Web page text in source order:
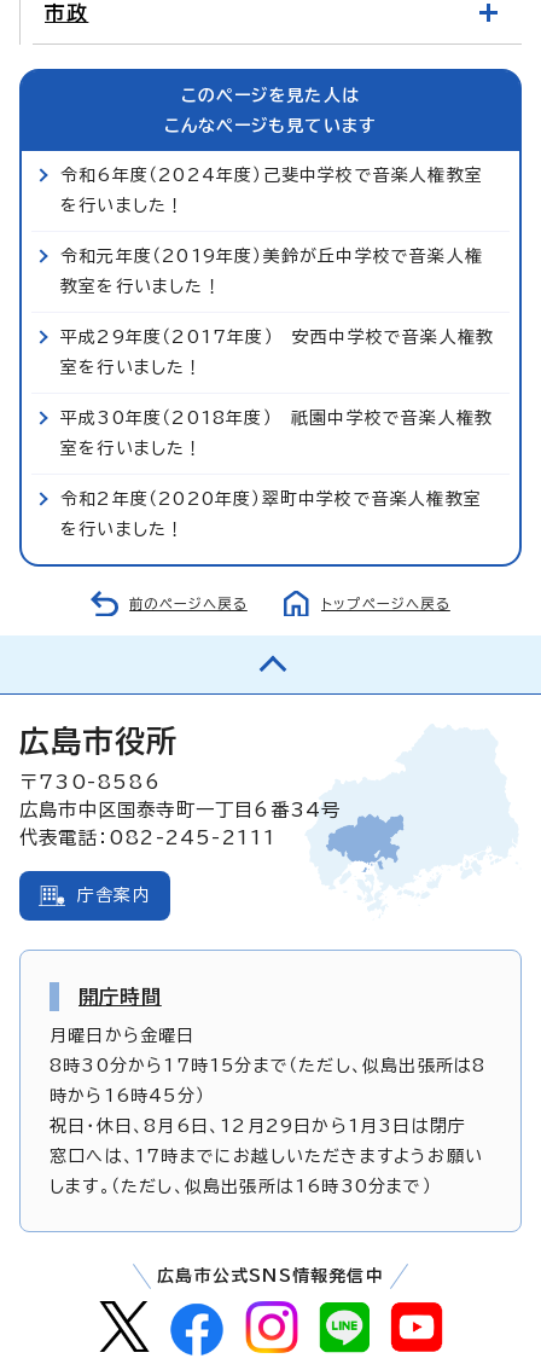
市政
このページを見た人は
こんなページも見ています
令和6年度（2024年度）己斐中学校で音楽人権教室
を行いました！
令和元年度（2019年度）美鈴が丘中学校で音楽人権
教室を行いました！
平成29年度（2017年度） 安西中学校で音楽人権教
室を行いました！
平成30年度（2018年度） 祇園中学校で音楽人権教
室を行いました！
令和2年度（2020年度）翠町中学校で音楽人権教室
を行いました！
前のページへ戻る トップページへ戻る
広島市役所
〒730-8586
広島市中区国泰寺町一丁目6番34号
代表電話：082-245-2111
庁舎案内
開庁時間
月曜日から金曜日
8時30分から17時15分まで（ただし、似島出張所は8
時から16時45分）
祝日・休日、8月6日、12月29日から1月3日は閉庁
窓口へは、17時までにお越しいただきますようお願い
します。（ただし、似島出張所は16時30分まで）
広島市公式SNS情報発信中